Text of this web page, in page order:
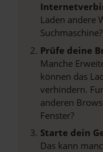
Laden andere
Suchmaschine?
Prüfe deine
Manche
können das
verhindern.
anderen
Fenster?
Starte dein
Das kann